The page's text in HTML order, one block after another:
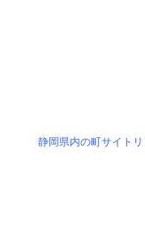
静岡県内の町サイト